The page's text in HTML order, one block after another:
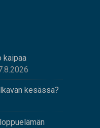
kaipaa
kesässä?